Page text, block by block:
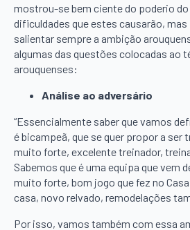
mostrou-se bem ciente do poderio
dificuldades que estes causarão,
salientar sempre a ambição
algumas das questões colocadas ao
arouquenses:
Análise ao adversário
“Essencialmente saber que vamos
é bicampeã, que se quer propor a ser
muito forte, excelente treinador,
Sabemos que é uma equipa que vem
muito forte, bom jogo que fez no
casa, novo relvado, remodelações
Por isso, vamos também com essa